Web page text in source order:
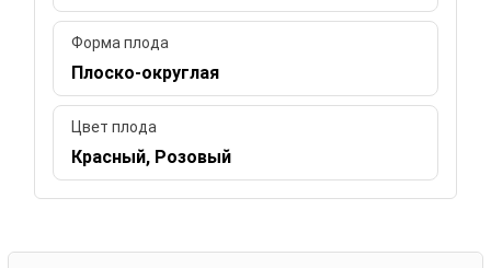
Форма плода
Плоско-округлая
Цвет плода
Красный, Розовый